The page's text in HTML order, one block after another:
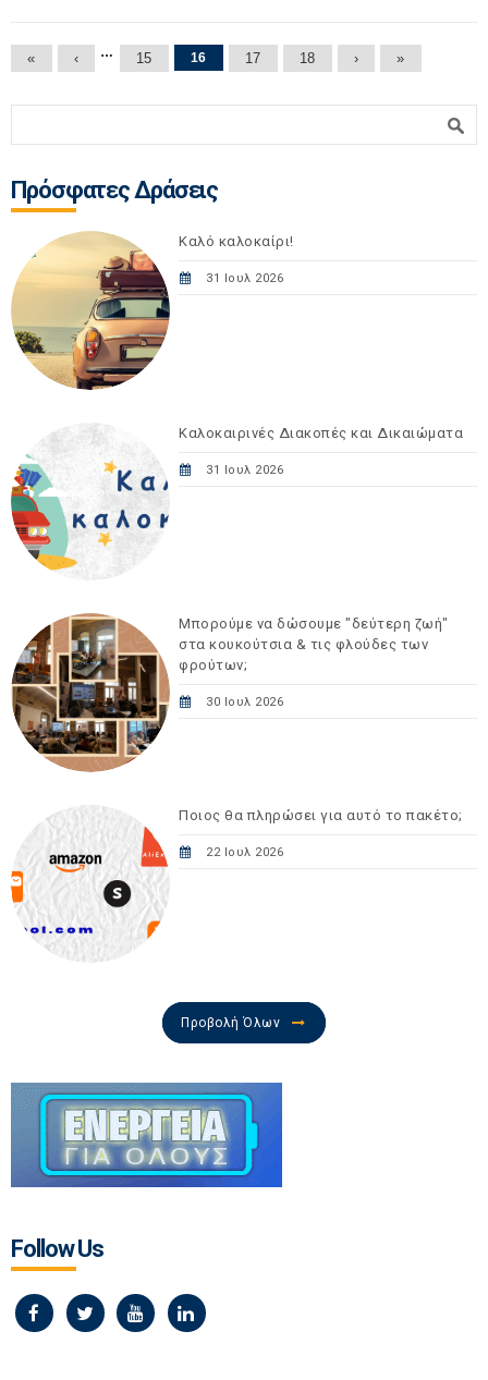
Σελίδες
« ‹ … 15 16 17 18 › »
Πρόσφατες Δράσεις
Καλό καλοκαίρι!
31 Ιουλ 2026
Καλοκαιρινές Διακοπές και Δικαιώματα
31 Ιουλ 2026
Μπορούμε να δώσουμε "δεύτερη ζωή"
στα κουκούτσια & τις φλούδες των
φρούτων;
30 Ιουλ 2026
Ποιος θα πληρώσει για αυτό το πακέτο;
22 Ιουλ 2026
Προβολή Όλων
Follow Us